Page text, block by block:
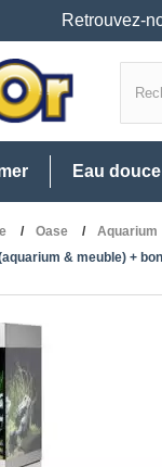
Retrouvez-
Eau douce
Oase Aquarium
& meuble) +